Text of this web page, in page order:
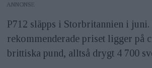
ANNONS
P712 släpps i Storbritannien i juni.
rekommenderade priset ligger på
brittiska pund, alltså drygt 4 700